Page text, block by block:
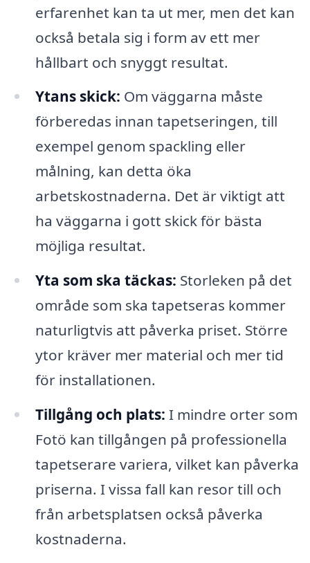
erfarenhet kan ta ut mer, men det kan
också betala sig i form av ett mer
hållbart och snyggt resultat.
Ytans skick: Om väggarna måste
förberedas innan tapetseringen, till
exempel genom spackling eller
målning, kan detta öka
arbetskostnaderna. Det är viktigt att
ha väggarna i gott skick för bästa
möjliga resultat.
Yta som ska täckas: Storleken på det
område som ska tapetseras kommer
naturligtvis att påverka priset. Större
ytor kräver mer material och mer tid
för installationen.
Tillgång och plats: I mindre orter som
Fotö kan tillgången på professionella
tapetserare variera, vilket kan påverka
priserna. I vissa fall kan resor till och
från arbetsplatsen också påverka
kostnaderna.